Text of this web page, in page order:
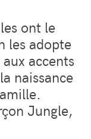
ont le
les adopte
accents
naissance
Jungle,